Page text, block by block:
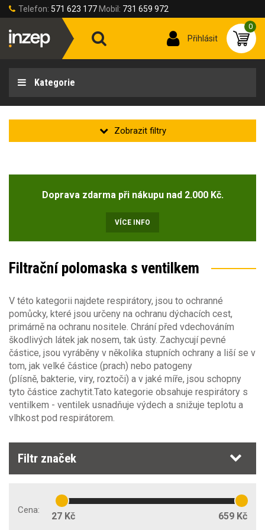
Telefon: 571 623 177 Mobil: 731 659 972
Přihlásit
0
Kategorie
Typ prostředku
respirátor-filtrační polomaska
Polomasky s vyměnitelnými filtry EN1827
Plynové filtry EN14387
Filtry proti částicím EN143
Respirátory - Filtrační polomasky EN149
Ochrana proti prachu
Stupeň ochrany proti prachu
P1(4)
Doprava zdarma při nákupu nad 2.000 Kč.
VÍCE INFO
Filtrační polomaska s ventilkem
V této kategorii najdete respirátory, jsou to ochranné
pomůcky, které jsou určeny na ochranu dýchacích cest,
primárně na ochranu nositele. Chrání před vdechováním
škodlivých látek jak nosem, tak ústy. Zachycují pevné
částice, jsou vyráběny v několika stupních ochrany a liší se v
tom, jak velké částice (prach) nebo patogeny
(plísně, bakterie, viry, roztoči) a v jaké míře, jsou schopny
tyto částice zachytit.Tato kategorie obsahuje respirátory s
ventilkem - ventilek usnadňuje výdech a snižuje teplotu a
vlhkost pod respirátorem.
Filtr značek
Cena:
27 Kč 659 Kč